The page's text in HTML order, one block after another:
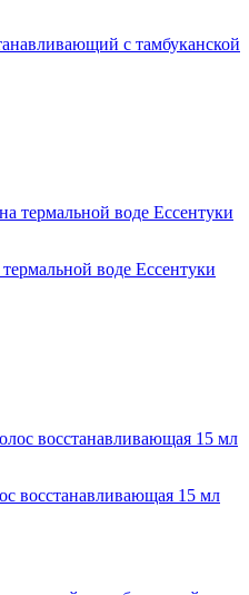
с тамбуканской
воде Ессентуки
восстанавливающая 15 мл